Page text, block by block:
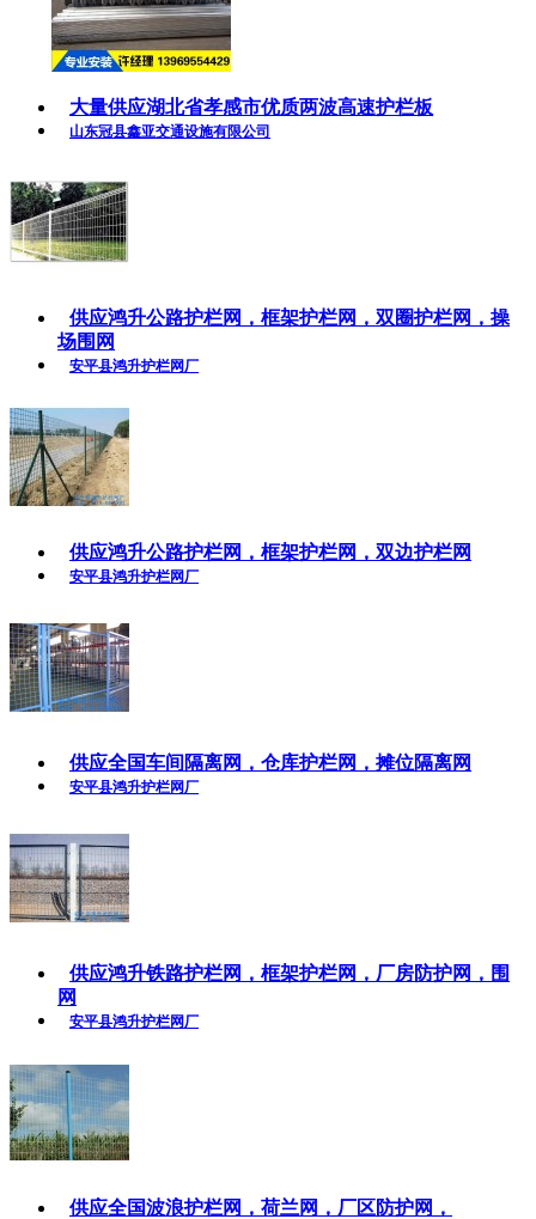
大量供应湖北省孝感市优质两波高速护栏板
山东冠县鑫亚交通设施有限公司
供应鸿升公路护栏网，框架护栏网，双圈护栏网，操
场围网
安平县鸿升护栏网厂
供应鸿升公路护栏网，框架护栏网，双边护栏网
安平县鸿升护栏网厂
供应全国车间隔离网，仓库护栏网，摊位隔离网
安平县鸿升护栏网厂
供应鸿升铁路护栏网，框架护栏网，厂房防护网，围
网
安平县鸿升护栏网厂
供应全国波浪护栏网，荷兰网，厂区防护网，